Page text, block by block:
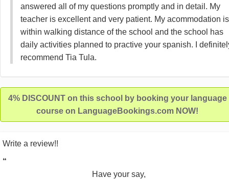
answered all of my questions promptly and in detail. My
teacher is excellent and very patient. My acommodation is
within walking distance of the school and the school has
daily activities planned to practive your spanish. I
recommend Tia Tula.
4% DISCOUNT on this school by booking your language
course on LanguageBookings.com NOW!
Write a review!!
“
Have your say,